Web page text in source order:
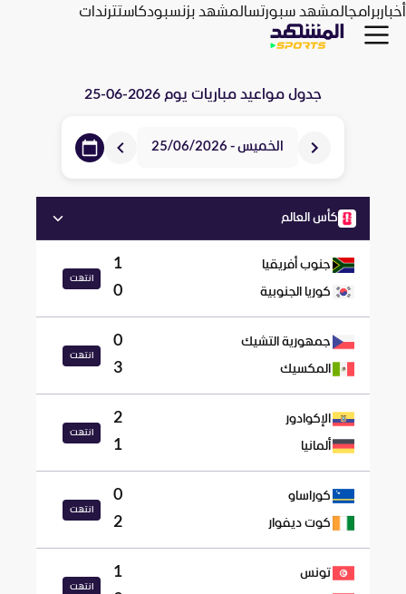
أخباربرامجالمشهد سبورتسالمشهد بزنسبودكاستترندات
جدول مواعيد مباريات يوم 2026-06-25
الخميس - 25/06/2026
كأس العالم
جنوب أفريقيا 1
كوريا الجنوبية 0
انتهت
جمهورية التشيك 0
المكسيك 3
انتهت
الإكوادور 2
ألمانيا 1
انتهت
كوراساو 0
كوت ديفوار 2
انتهت
تونس 1
انتهت